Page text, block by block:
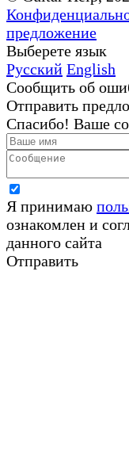
предложение
Выберете язык
Русский English
Сообщить об
Отправить
Спасибо! Ваше
Я принимаю
ознакомлен и
данного сайта
Отправить